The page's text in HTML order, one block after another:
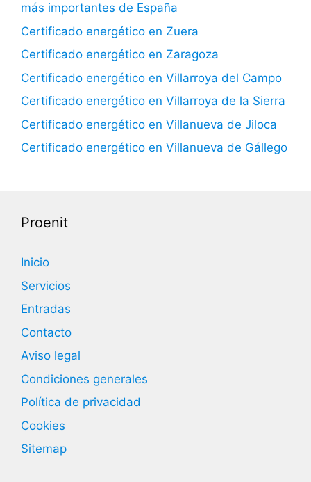
más importantes de España
Certificado energético en Zuera
Certificado energético en Zaragoza
Certificado energético en Villarroya del Campo
Certificado energético en Villarroya de la Sierra
Certificado energético en Villanueva de Jiloca
Certificado energético en Villanueva de Gállego
Proenit
Inicio
Servicios
Entradas
Contacto
Aviso legal
Condiciones generales
Política de privacidad
Cookies
Sitemap